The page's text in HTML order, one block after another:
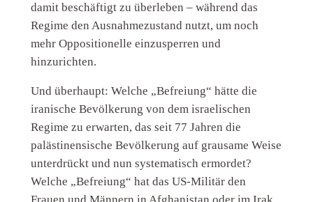
damit beschäftigt zu überleben – während das
Regime den Ausnahmezustand nutzt, um noch
mehr Oppositionelle einzusperren und
hinzurichten.
Und überhaupt: Welche „Befreiung“ hätte die
iranische Bevölkerung von dem israelischen
Regime zu erwarten, das seit 77 Jahren die
palästinensische Bevölkerung auf grausame Weise
unterdrückt und nun systematisch ermordet?
Welche „Befreiung“ hat das US-Militär den